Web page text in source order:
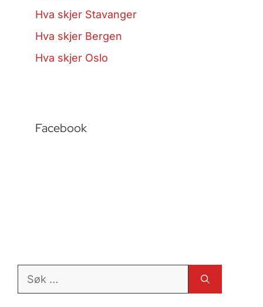
Hva skjer Stavanger
Hva skjer Bergen
Hva skjer Oslo
Facebook
Søk